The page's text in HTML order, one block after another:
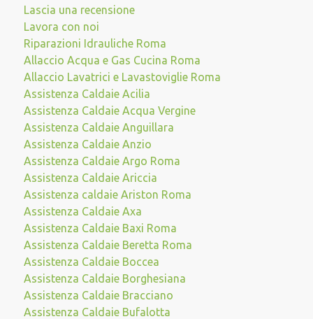
Lascia una recensione
Lavora con noi
Riparazioni Idrauliche Roma
Allaccio Acqua e Gas Cucina Roma
Allaccio Lavatrici e Lavastoviglie Roma
Assistenza Caldaie Acilia
Assistenza Caldaie Acqua Vergine
Assistenza Caldaie Anguillara
Assistenza Caldaie Anzio
Assistenza Caldaie Argo Roma
Assistenza Caldaie Ariccia
Assistenza caldaie Ariston Roma
Assistenza Caldaie Axa
Assistenza Caldaie Baxi Roma
Assistenza Caldaie Beretta Roma
Assistenza Caldaie Boccea
Assistenza Caldaie Borghesiana
Assistenza Caldaie Bracciano
Assistenza Caldaie Bufalotta